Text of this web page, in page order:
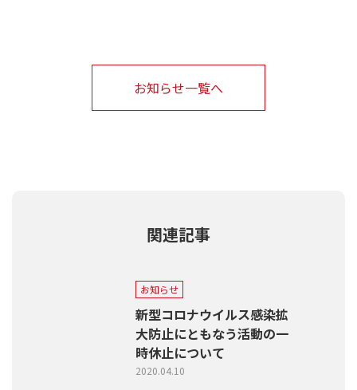
お知らせ一覧へ
関連記事
お知らせ
新型コロナウイルス感染拡
大防止にともなう活動の一
時休止について
2020.04.10